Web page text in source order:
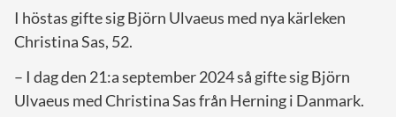
I höstas gifte sig Björn Ulvaeus med nya kärleken
Christina Sas, 52.
– I dag den 21:a september 2024 så gifte sig Björn
Ulvaeus med Christina Sas från Herning i Danmark.